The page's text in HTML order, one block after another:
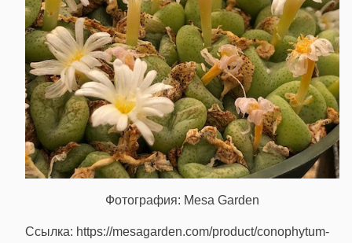
Фотография: Mesa Garden
Ссылка: https://mesagarden.com/product/conophytum-